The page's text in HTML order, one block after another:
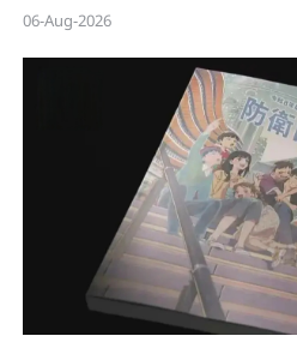
06-Aug-2026